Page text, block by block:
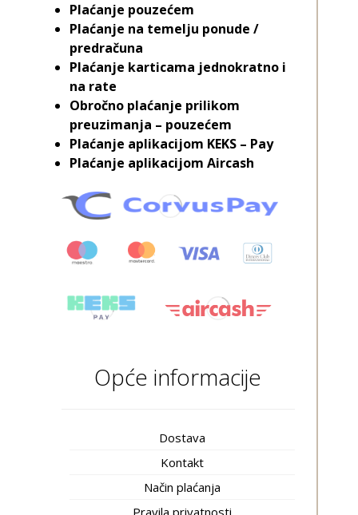
Plaćanje pouzećem
Plaćanje na temelju ponude /
predračuna
Plaćanje karticama jednokratno i
na rate
Obročno plaćanje prilikom
preuzimanja – pouzećem
Plaćanje aplikacijom KEKS – Pay
Plaćanje aplikacijom Aircash
Opće informacije
Dostava
Kontakt
Način plaćanja